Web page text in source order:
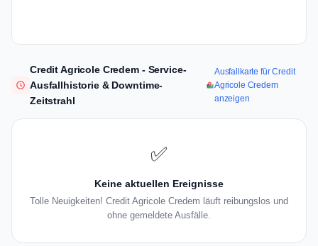
Credit Agricole Credem - Service-
Ausfallhistorie & Downtime-
Zeitstrahl
Ausfallkarte für Credit
Agricole Credem
anzeigen
✅
Keine aktuellen Ereignisse
Tolle Neuigkeiten! Credit Agricole Credem läuft reibungslos und
ohne gemeldete Ausfälle.